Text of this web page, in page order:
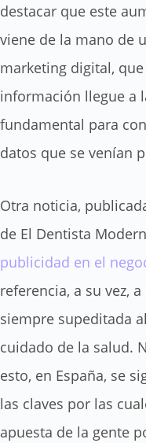
destacar que este
viene de la mano de
marketing digital,
información llegue a
fundamental para
datos que se venían
Otra noticia,
de El Dentista
publicidad en el
referencia, a su vez,
siempre supeditada
cuidado de la salud.
esto, en España, se
las claves por las
apuesta de la gente